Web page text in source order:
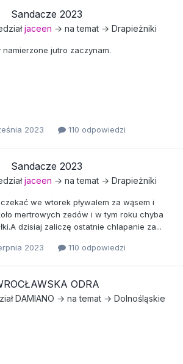
Sandacze 2023
jaceen → na temat → Drapieżniki
namierzone jutro zaczynam.
2023 110 odpowiedzi
Sandacze 2023
jaceen → na temat → Drapieżniki
we wtorek pływalem za wąsem i
mertrowych zedów i w tym roku chyba
dzisiaj zaliczę ostatnie chlapanie za...
2023 110 odpowiedzi
ODRA
DAMIANO → na temat → Dolnośląskie